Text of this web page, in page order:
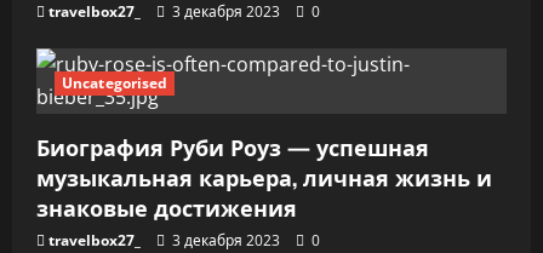
travelbox27_ 3 декабря 2023 0
Uncategorised
Биография Руби Роуз — успешная
музыкальная карьера, личная жизнь и
знаковые достижения
travelbox27_ 3 декабря 2023 0